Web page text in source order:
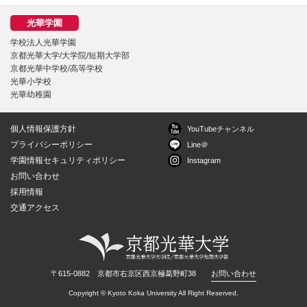
学校法人光華学園
京都光華大学/大学院/短期大学部
京都光華中学校/高等学校
光華小学校
光華幼稚園
個人情報保護方針
プライバシーポリシー
学園情報セキュリティポリシー
お問い合わせ
採用情報
交通アクセス
YouTubeチャンネル
Line＠
Instagram
〒615-0882 京都市右京区西京極葛野町38 お問い合わせ
Copyright © Kyoto Koka University All Right Reserved.